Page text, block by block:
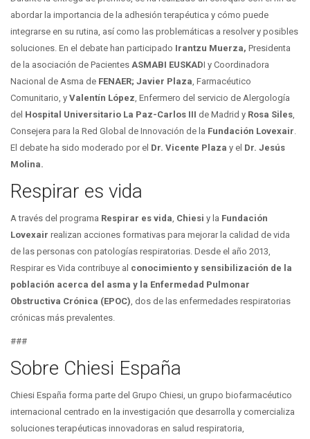
abordar la importancia de la adhesión terapéutica y cómo puede
integrarse en su rutina, así como las problemáticas a resolver y posibles
soluciones. En el debate han participado Irantzu Muerza, Presidenta
de la asociación de Pacientes ASMABI EUSKADI y Coordinadora
Nacional de Asma de FENAER; Javier Plaza, Farmacéutico
Comunitario, y Valentín López, Enfermero del servicio de Alergología
del Hospital Universitario La Paz-Carlos III de Madrid y Rosa Siles,
Consejera para la Red Global de Innovación de la Fundación Lovexair.
El debate ha sido moderado por el Dr. Vicente Plaza y el Dr. Jesús
Molina.
Respirar es vida
A través del programa Respirar es vida, Chiesi y la Fundación
Lovexair realizan acciones formativas para mejorar la calidad de vida
de las personas con patologías respiratorias. Desde el año 2013,
Respirar es Vida contribuye al conocimiento y sensibilización de la
población acerca del asma y la Enfermedad Pulmonar
Obstructiva Crónica (EPOC), dos de las enfermedades respiratorias
crónicas más prevalentes.
###
Sobre Chiesi España
Chiesi España forma parte del Grupo Chiesi, un grupo biofarmacéutico
internacional centrado en la investigación que desarrolla y comercializa
soluciones terapéuticas innovadoras en salud respiratoria,